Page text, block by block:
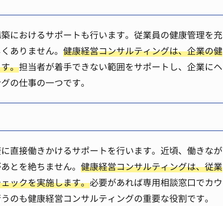
におけるサポートも行います。従業員の健康管理を充
ありません。 健康経営コンサルティングは、企業の健
。担当者が着手できない範囲をサポートし、企業にヘ
の仕事の一つです。
直接働きかけるサポートを行います。近頃、働きなが
とを絶ちません。 健康経営コンサルティングは、従業
ックを実施します。必要があれば専用相談窓口でカウ
のも健康経営コンサルティングの重要な役割です。